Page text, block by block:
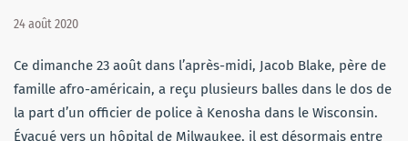
24 août 2020
Ce dimanche 23 août dans l’après-midi, Jacob Blake, père de
famille afro-américain, a reçu plusieurs balles dans le dos de
la part d’un officier de police à Kenosha dans le Wisconsin.
Évacué vers un hôpital de Milwaukee, il est désormais entre